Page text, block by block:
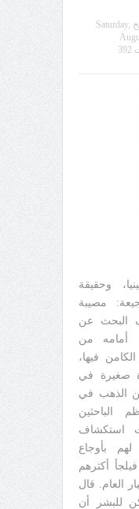
Saturday,
وحقيقة
مصيبة
البحث عن
أمامه من
فيها،
صغيرة في
الذهب في
الباحثين
استكشاف
بأوجاع
أكثرهم
العام. قال
للبشر أن